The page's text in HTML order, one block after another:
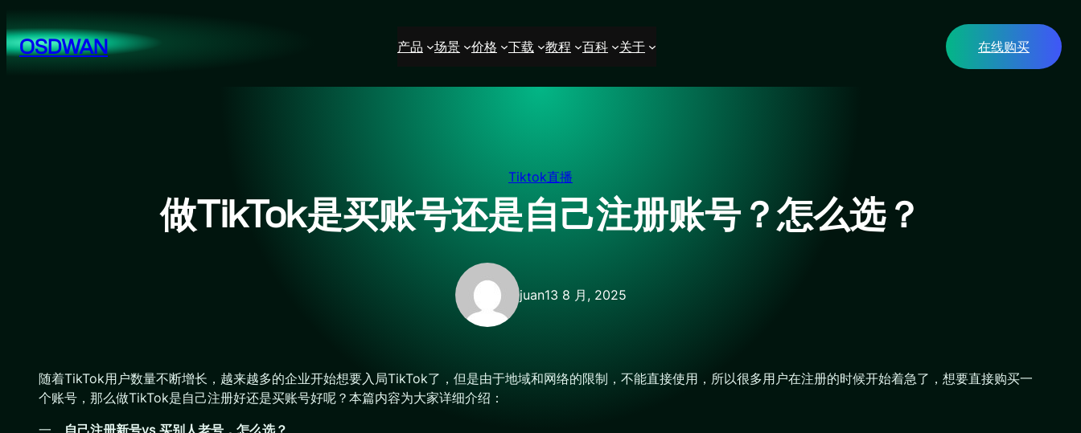
至
内OSDWAN 产品 场景 价格 下载 教程 百科 关于 在线购买
Tiktok直播
做TikTok是买账号还是自己注册账号？怎么选？
juan13 8 月, 2025
随着TikTok用户数量不断增长，越来越多的企业开始想要入局TikTok了，但是由于地域和网络的限制，不能直接使用，所以很多用户在注册的时候开始着急了，想要直接购买一
个账号，那么做TikTok是自己注册好还是买账号好呢？本篇内容为大家详细介绍：
一、 自己注册新号vs 买别人老号，怎么选？